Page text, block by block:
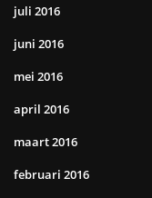
juli 2016
juni 2016
mei 2016
april 2016
maart 2016
februari 2016